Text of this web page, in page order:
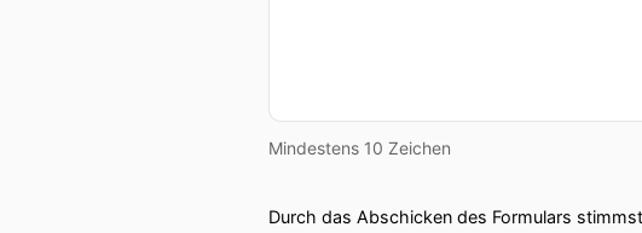
Mindestens 10 Zeichen
Durch das Abschicken des Formulars